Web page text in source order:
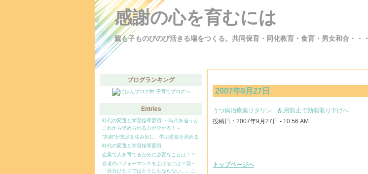
感謝の心を育むには
親も子ものびのび活きる場をつくる。共同保育・同化教育・食育・男女和合・・・
ブログランキング
Entries
時代の変遷と学習指導要領Ⅱ～時代を追うと
これから求められる力が分かる！～
“共創”が充足を生み出し、学ぶ意欲を高める
時代の変遷と学習指導要領
企業で人を育てるために必要なことは！？
若者のパフォーマンスを上げるには？③～
「自分ひとりではどうにもならない…」こ
2007年9月27日
うつ病治療薬リタリン 乱用防止で効能取り下げへ
投稿日：2007年9月27日 - 10:56 AM
トップページへ